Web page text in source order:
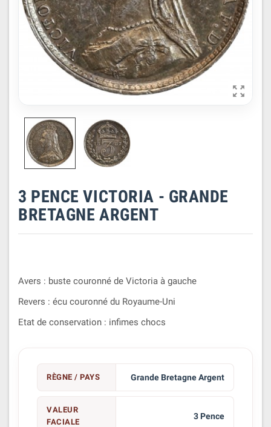

3 PENCE VICTORIA - GRANDE
BRETAGNE ARGENT
Avers : buste couronné de Victoria à gauche
Revers : écu couronné du Royaume-Uni
Etat de conservation : infimes chocs
RÈGNE / PAYS Grande Bretagne Argent
VALEUR
FACIALE
3 Pence